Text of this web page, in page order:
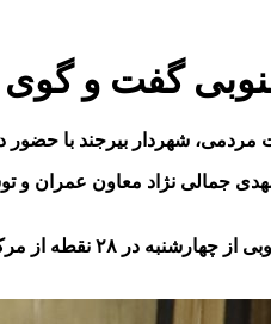
گفت و گوی
مردمی، شهردار بیرجند با حضور
جمالی نژاد معاون عمران
از چهارشنبه در ۲۸ نقطه از